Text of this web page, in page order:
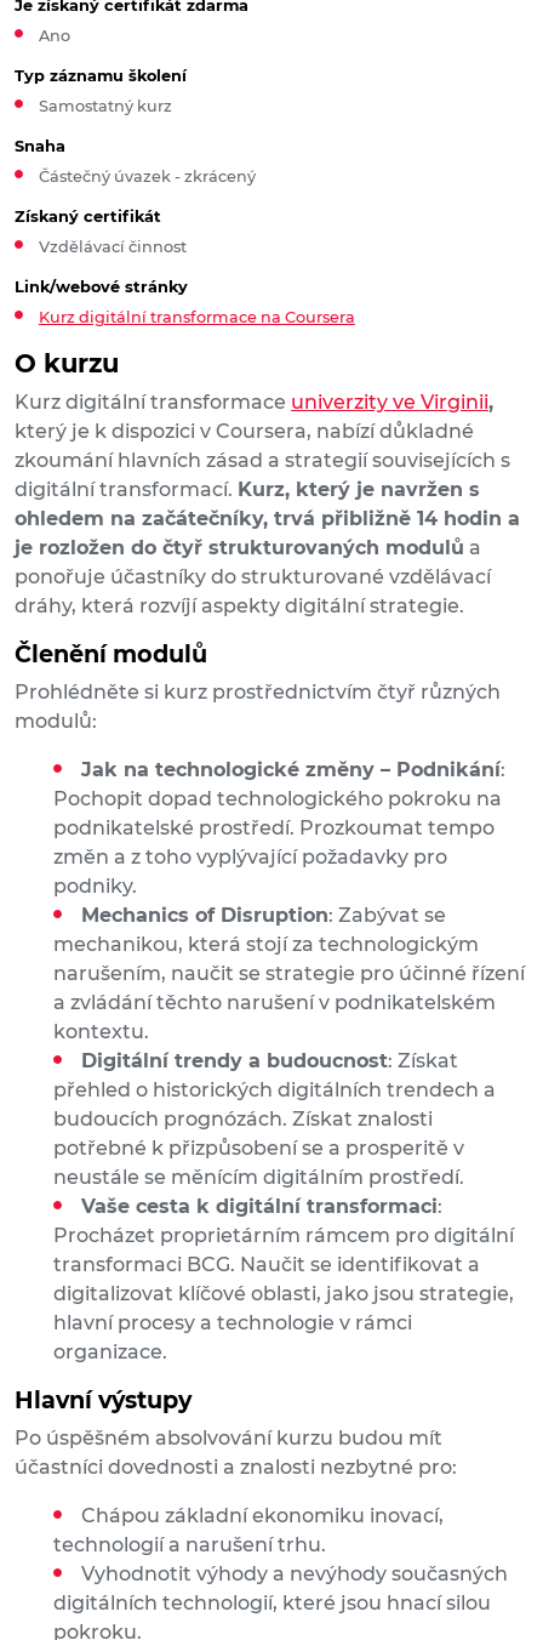
O kurzu
Kurz digitální transformace univerzity ve Virginii,
který je k dispozici v Coursera, nabízí důkladné
zkoumání hlavních zásad a strategií souvisejících s
digitální transformací. Kurz, který je navržen s
ohledem na začátečníky, trvá přibližně 14 hodin a
je rozložen do čtyř strukturovaných modulů a
ponořuje účastníky do strukturované vzdělávací
dráhy, která rozvíjí aspekty digitální strategie.
Členění modulů
Prohlédněte si kurz prostřednictvím čtyř různých
modulů:
Jak na technologické změny – Podnikání:
Pochopit dopad technologického pokroku na
podnikatelské prostředí. Prozkoumat tempo
změn a z toho vyplývající požadavky pro
podniky.
Mechanics of Disruption: Zabývat se
mechanikou, která stojí za technologickým
narušením, naučit se strategie pro účinné řízení
a zvládání těchto narušení v podnikatelském
kontextu.
Digitální trendy a budoucnost: Získat
přehled o historických digitálních trendech a
budoucích prognózách. Získat znalosti
potřebné k přizpůsobení se a prosperitě v
neustále se měnícím digitálním prostředí.
Vaše cesta k digitální transformaci:
Procházet proprietárním rámcem pro digitální
transformaci BCG. Naučit se identifikovat a
digitalizovat klíčové oblasti, jako jsou strategie,
hlavní procesy a technologie v rámci
organizace.
Hlavní výstupy
Po úspěšném absolvování kurzu budou mít
účastníci dovednosti a znalosti nezbytné pro:
Chápou základní ekonomiku inovací,
technologií a narušení trhu.
Vyhodnotit výhody a nevýhody současných
digitálních technologií, které jsou hnací silou
pokroku.
Je získaný certifikát zdarma
Ano
Typ záznamu školení
Samostatný kurz
Snaha
Částečný úvazek - zkrácený
Získaný certifikát
Vzdělávací činnost
Link/webové stránky
Kurz digitální transformace na Coursera